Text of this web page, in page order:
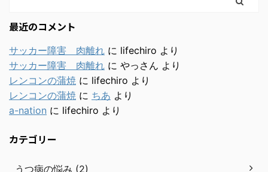
最近のコメント
サッカー障害 肉離れ に lifechiro より
サッカー障害 肉離れ に やっさん より
レンコンの蒲焼 に lifechiro より
レンコンの蒲焼 に ちあ より
a-nation に lifechiro より
カテゴリー
うつ病の悩み (2)